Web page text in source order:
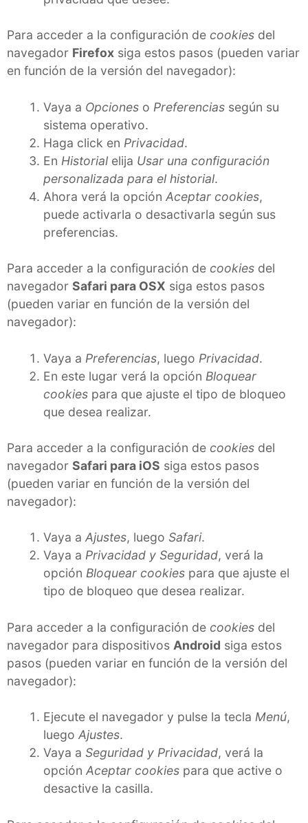
Para acceder a la configuración de cookies del
navegador Firefox siga estos pasos (pueden variar
en función de la versión del navegador):
Vaya a Opcioneso Preferenciassegún su
sistema operativo.
Haga click en Privacidad.
En Historialelija Usar una configuración
personalizada para el historial.
Ahora verá la opción Aceptar cookies,
puede activarla o desactivarla según sus
preferencias.
Para acceder a la configuración de cookies del
navegador Safari para OSX siga estos pasos
(pueden variar en función de la versión del
navegador):
Vaya a Preferencias, luego Privacidad.
En este lugar verá la opción Bloquear
cookiespara que ajuste el tipo de bloqueo
que desea realizar.
Para acceder a la configuración de cookies del
navegador Safari para iOS siga estos pasos
(pueden variar en función de la versión del
navegador):
Vaya a Ajustes, luego Safari.
Vaya a Privacidad y Seguridad, verá la
opción Bloquear cookiespara que ajuste el
tipo de bloqueo que desea realizar.
Para acceder a la configuración de cookies del
navegador para dispositivos Android siga estos
pasos (pueden variar en función de la versión del
navegador):
Ejecute el navegador y pulse la tecla Menú,
luego Ajustes.
Vaya a Seguridad y Privacidad, verá la
opción Aceptar cookiespara que active o
desactive la casilla.